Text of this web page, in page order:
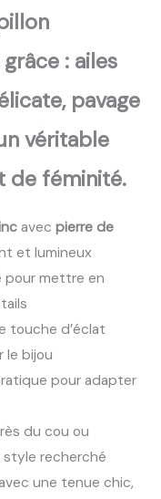
: ailes
pavage
véritable
de féminité.
avec pierre de
et lumineux
pour mettre en
touche d’éclat
le bijou
pour adapter
du cou ou
style recherché
une tenue chic,